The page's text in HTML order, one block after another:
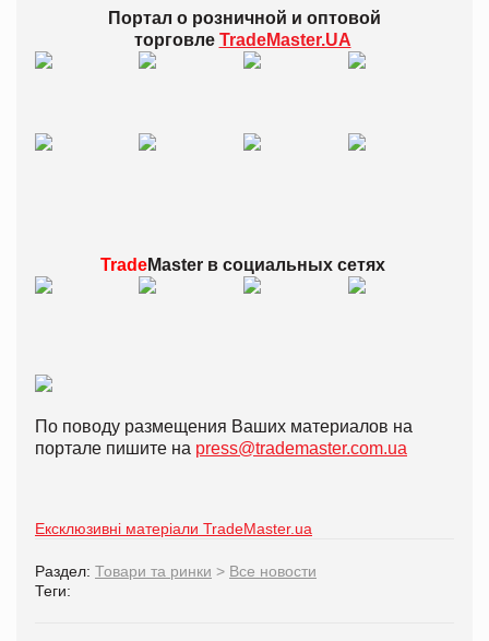
Портал о розничной и оптовой
торговле TradeMaster.UA
TradeMaster всоциальных сетях
По поводу размещения Ваших материалов на
портале пишите на press@trademaster.com.ua
Ексклюзивні матеріали TradeMaster.ua
Раздел: Товари та ринки > Все новости
Теги: